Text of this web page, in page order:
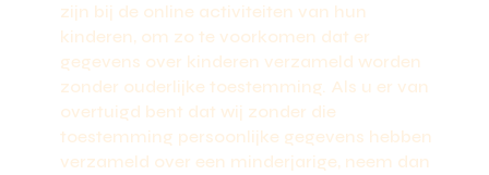
zijn bij de online activiteiten van hun
kinderen, om zo te voorkomen dat er
gegevens over kinderen verzameld worden
zonder ouderlijke toestemming. Als u er van
overtuigd bent dat wij zonder die
toestemming persoonlijke gegevens hebben
verzameld over een minderjarige, neem dan